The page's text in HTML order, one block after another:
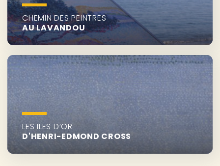
CHEMIN DES PEINTRES
AU LAVANDOU
LES ILES D’OR
D'HENRI-EDMOND CROSS